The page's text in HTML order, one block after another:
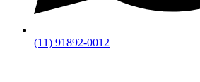
(11) 91892-0012